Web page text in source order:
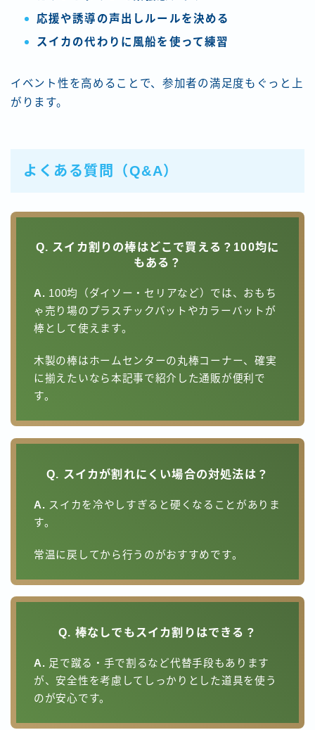
応援や誘導の声出しルールを決める
スイカの代わりに風船を使って練習
イベント性を高めることで、参加者の満足度もぐっと上
がります。
よくある質問（Q&A）
Q. スイカ割りの棒はどこで買える？100均に
もある？
A. 100均（ダイソー・セリアなど）では、おもち
ゃ売り場のプラスチックバットやカラーバットが
棒として使えます。
木製の棒はホームセンターの丸棒コーナー、確実
に揃えたいなら本記事で紹介した通販が便利で
す。
Q. スイカが割れにくい場合の対処法は？
A. スイカを冷やしすぎると硬くなることがありま
す。
常温に戻してから行うのがおすすめです。
Q. 棒なしでもスイカ割りはできる？
A. 足で蹴る・手で割るなど代替手段もあります
が、安全性を考慮してしっかりとした道具を使う
のが安心です。